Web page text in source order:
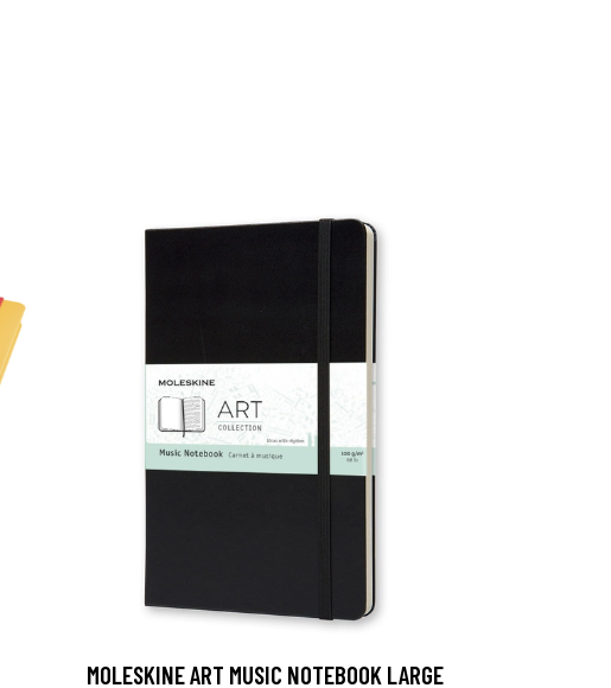
MOLESKINE ART MUSIC NOTEBOOK LARGE